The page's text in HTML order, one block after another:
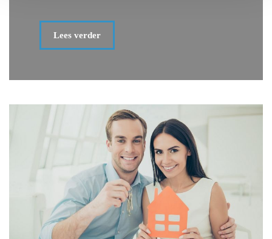
Lees verder